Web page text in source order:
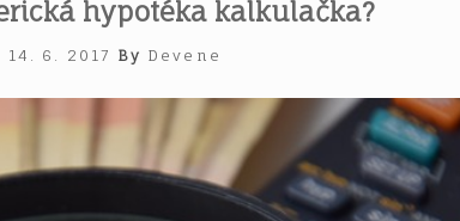
hypotéka kalkulačka?
14. 6. 2017 By Devene